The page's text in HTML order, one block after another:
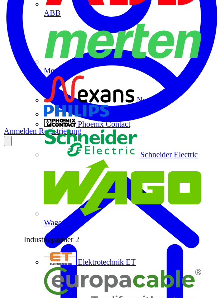
ABB
Merten
Nexans
Phoenix Contact
Schneider Electric
Wago
Industriepartner 2
Elektrotechnik ET
Anmelden Registrierung